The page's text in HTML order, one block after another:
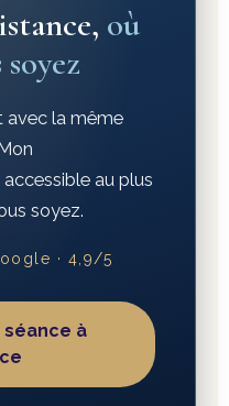
où
avec la même
au plus
soyez.
· 4,9/5
séance à